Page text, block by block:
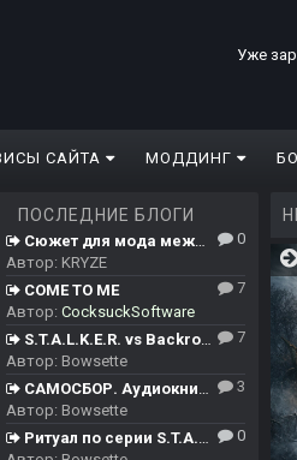
Уже
САЙТА МОДДИНГ
ПОСЛЕДНИЕ БЛОГИ
Сюжет для мода между ЧН/ТЧ/ЗП и Сердцем Чернобыля
Автор: KRYZE
0
COME TO ME
Автор: CocksuckSoftware
7
S.T.A.L.K.E.R. vs Backrooms
Автор: Bowsette
7
САМОСБОР. Аудиокнига.
Автор: Bowsette
3
Ритуал по серии S.T.A.L.K.E.R.
0